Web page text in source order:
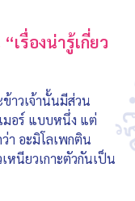
รื่องน่ารู้เกี่ยว
าวเจ้านั้นมีส่วน
มอร์ แบบหนึ่ง แต่
า อะมิโลเพกติน
หนียวเกาะตัวกันเป็น